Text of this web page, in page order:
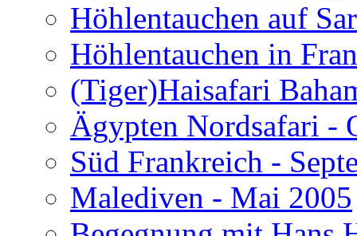
Höhlentauchen auf
Höhlentauchen in
(Tiger)Haisafari
Ägypten Nordsafari -
Süd Frankreich -
Malediven - Mai 2005